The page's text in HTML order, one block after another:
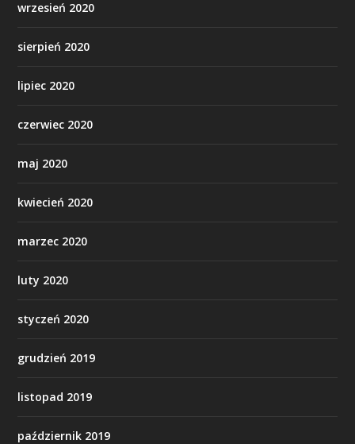
wrzesień 2020
sierpień 2020
lipiec 2020
czerwiec 2020
maj 2020
kwiecień 2020
marzec 2020
luty 2020
styczeń 2020
grudzień 2019
listopad 2019
październik 2019